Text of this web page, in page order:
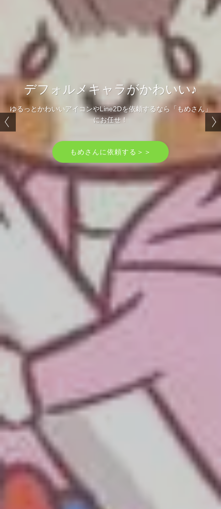
デフォルメキャラがかわいい♪
ゆるっとかわいいアイコンやLine2Dを依頼するなら「もめさん」
にお任せ！
もめさんに依頼する＞＞